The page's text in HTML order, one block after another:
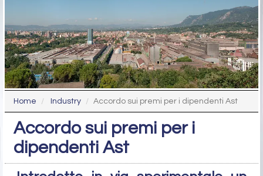
Home Industry Accordo sui premi per i dipendenti Ast
Accordo sui premi per i
dipendenti Ast